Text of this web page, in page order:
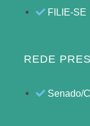
FILIE-SE
REDE
Senado/